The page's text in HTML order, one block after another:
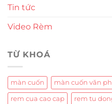
Tin tức
Video Rèm
TỪ KHOÁ
màn cuốn màn cuốn văn
rem cua cao cap rem tu